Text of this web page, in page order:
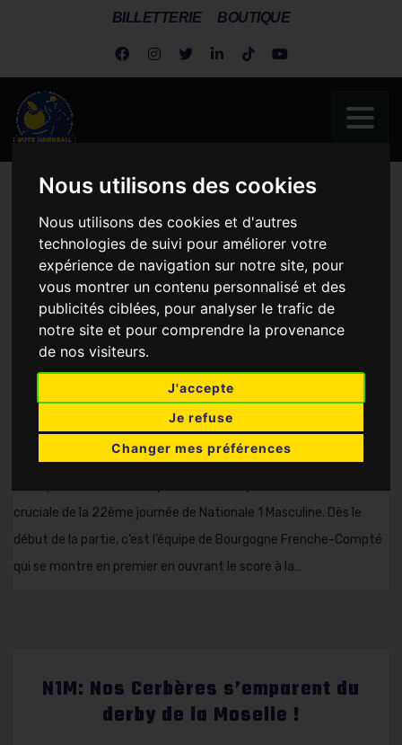
Nous utilisons des cookies
Nous utilisons des cookies et d'autres
technologies de suivi pour améliorer votre
expérience de navigation sur notre site, pour
vous montrer un contenu personnalisé et des
publicités ciblées, pour analyser le trafic de
notre site et pour comprendre la provenance
de nos visiteurs.
J'accepte
Je refuse
Changer mes préférences
BILLETTERIE BOUTIQUE
Metz Handball > Actus Association > Nationale 1 Masculine
NATIONALE 1
MASCULINE
N1M: Nos Cerbères font tomber le
leadeur !
Ce samedi, nos Cerbères recevaient sur les parquets du
complexe sportif Saint-Symphorien le redoutable leader du
cruciale de la 22ème journée de Nationale 1 Masculine. Dès le
début de la partie, c’est l’équipe de Bourgogne Frenche-Compté
qui se montre en premier en ouvrant le score à la…
N1M: Nos Cerbères s’emparent du
derby de la Moselle !